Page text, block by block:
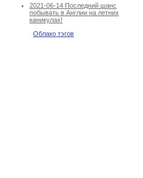
2021-06-14 Последний шанс
побывать в Англии на летних
каникулах!
Облако тэгов